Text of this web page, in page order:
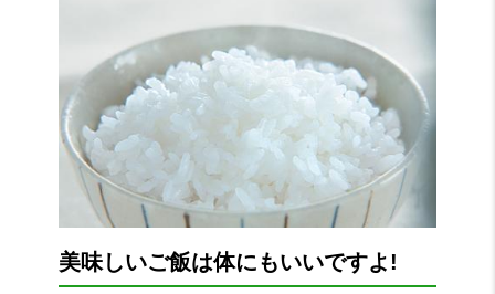
美味しいご飯は体にもいいですよ!